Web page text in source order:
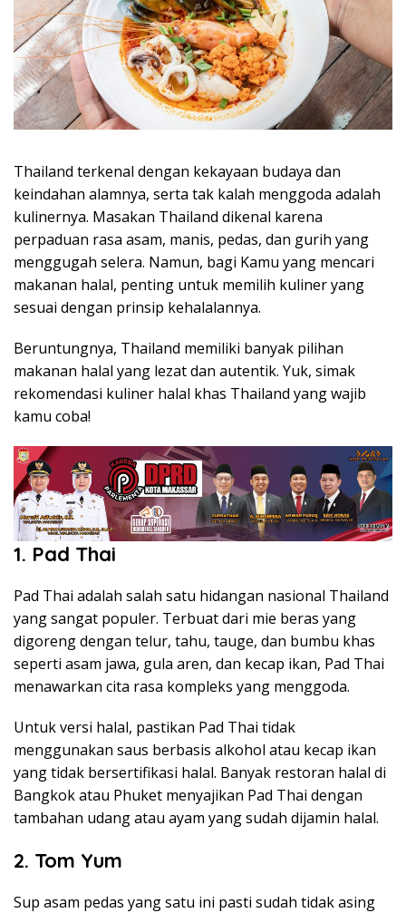
Thailand terkenal dengan kekayaan budaya dan
keindahan alamnya, serta tak kalah menggoda adalah
kulinernya. Masakan Thailand dikenal karena
perpaduan rasa asam, manis, pedas, dan gurih yang
menggugah selera. Namun, bagi Kamu yang mencari
makanan halal, penting untuk memilih kuliner yang
sesuai dengan prinsip kehalalannya.
Beruntungnya, Thailand memiliki banyak pilihan
makanan halal yang lezat dan autentik. Yuk, simak
rekomendasi kuliner halal khas Thailand yang wajib
kamu coba!
1. Pad Thai
Pad Thai adalah salah satu hidangan nasional Thailand
yang sangat populer. Terbuat dari mie beras yang
digoreng dengan telur, tahu, tauge, dan bumbu khas
seperti asam jawa, gula aren, dan kecap ikan, Pad Thai
menawarkan cita rasa kompleks yang menggoda.
Untuk versi halal, pastikan Pad Thai tidak
menggunakan saus berbasis alkohol atau kecap ikan
yang tidak bersertifikasi halal. Banyak restoran halal di
Bangkok atau Phuket menyajikan Pad Thai dengan
tambahan udang atau ayam yang sudah dijamin halal.
2. Tom Yum
Sup asam pedas yang satu ini pasti sudah tidak asing